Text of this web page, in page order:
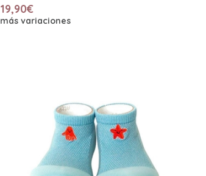
19,90€
más variaciones